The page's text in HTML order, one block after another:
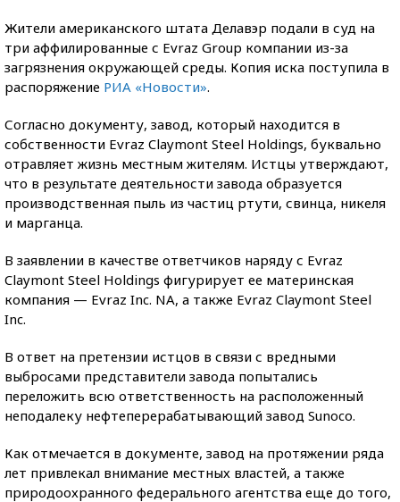
Жители американского штата Делавэр подали в суд на
три аффилированные с Evraz Group компании из-за
загрязнения окружающей среды. Копия иска поступила в
распоряжение РИА «Новости».
Согласно документу, завод, который находится в
собственности Evraz Claymont Steel Holdings, буквально
отравляет жизнь местным жителям. Истцы утверждают,
что в результате деятельности завода образуется
производственная пыль из частиц ртути, свинца, никеля
и марганца.
В заявлении в качестве ответчиков наряду с Evraz
Claymont Steel Holdings фигурирует ее материнская
компания — Evraz Inc. NA, а также Evraz Claymont Steel
Inc.
В ответ на претензии истцов в связи с вредными
выбросами представители завода попытались
переложить всю ответственность на расположенный
неподалеку нефтеперерабатывающий завод Sunoco.
Как отмечается в документе, завод на протяжении ряда
лет привлекал внимание местных властей, а также
природоохранного федерального агентства еще до того,